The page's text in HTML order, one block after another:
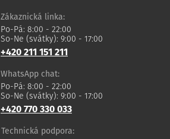
Zákaznická linka:
Po-Pá: 8:00 - 22:00
So-Ne (svátky): 9:00 - 17:00
+420 211 151 211
WhatsApp chat:
Po-Pá: 8:00 - 22:00
So-Ne (svátky): 9:00 - 17:00
+420 770 330 033
Technická podpora: